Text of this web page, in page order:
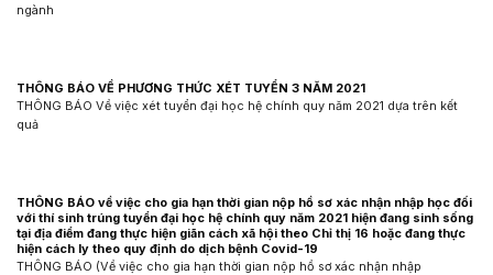
ngành
THÔNG BÁO VỀ PHƯƠNG THỨC XÉT TUYỂN 3 NĂM 2021
THÔNG BÁO Về việc xét tuyển đại học hệ chính quy năm 2021 dựa trên kết
quả
THÔNG BÁO về việc cho gia hạn thời gian nộp hồ sơ xác nhận nhập học đối
với thí sinh trúng tuyển đại học hệ chính quy năm 2021 hiện đang sinh sống
tại địa điểm đang thực hiện giãn cách xã hội theo Chỉ thị 16 hoặc đang thực
hiện cách ly theo quy định do dịch bệnh Covid-19
THÔNG BÁO (Về việc cho gia hạn thời gian nộp hồ sơ xác nhận nhập